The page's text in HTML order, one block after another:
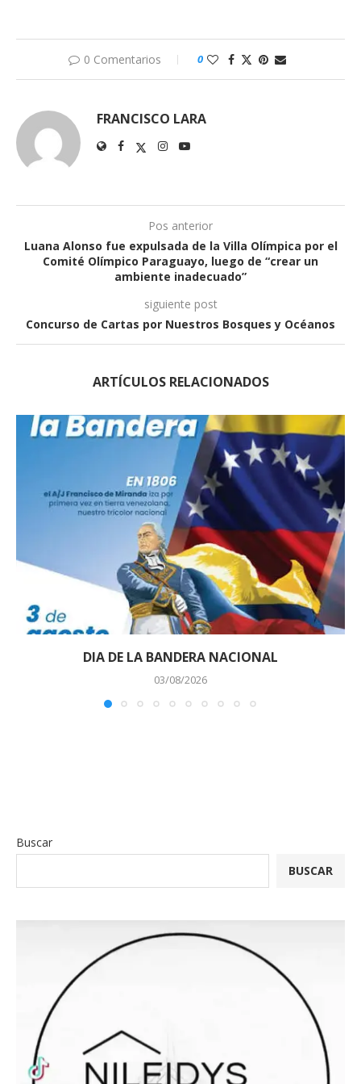
0 Comentarios 0
FRANCISCO LARA
Pos anterior
Luana Alonso fue expulsada de la Villa Olímpica por el
Comité Olímpico Paraguayo, luego de “crear un
ambiente inadecuado”
siguiente post
Concurso de Cartas por Nuestros Bosques y Océanos
ARTÍCULOS RELACIONADOS
DIA DE LA BANDERA NACIONAL
03/08/2026
Buscar
BUSCAR